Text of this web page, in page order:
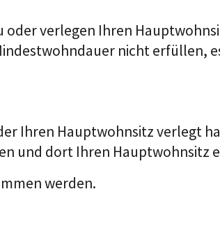
oder verlegen Ihren
nicht erfüllen,
Ihren Hauptwohnsitz verlegt
und dort Ihren Hauptwohnsitz
werden.